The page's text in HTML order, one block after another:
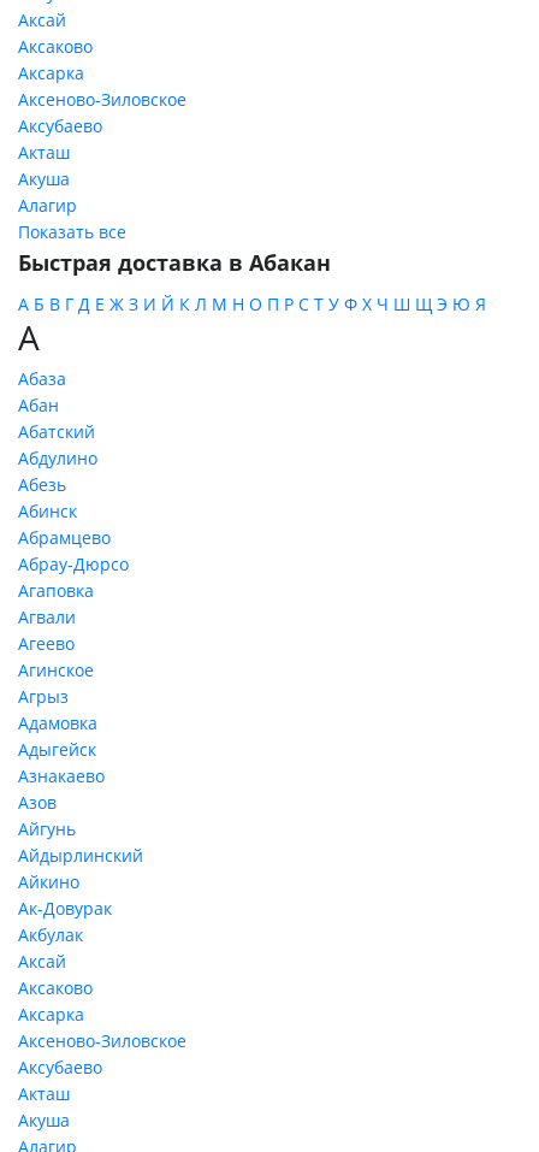
Аксай
Аксаково
Аксарка
Аксеново-Зиловское
Аксубаево
Акташ
Акуша
Алагир
Показать все
Быстрая доставка в Абакан
А Б В Г Д Е Ж З И Й К Л М Н О П Р С Т У Ф Х Ч Ш Щ Э Ю Я
А
Абаза
Абан
Абатский
Абдулино
Абезь
Абинск
Абрамцево
Абрау-Дюрсо
Агаповка
Агвали
Агеево
Агинское
Агрыз
Адамовка
Адыгейск
Азнакаево
Азов
Айгунь
Айдырлинский
Айкино
Ак-Довурак
Акбулак
Аксай
Аксаково
Аксарка
Аксеново-Зиловское
Аксубаево
Акташ
Акуша
Алагир